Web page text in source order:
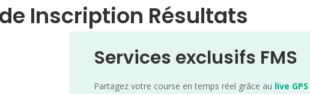
Inscription Résultats
Services exclusifs FMS
Partagez votre course en temps réel grâce au live GPS